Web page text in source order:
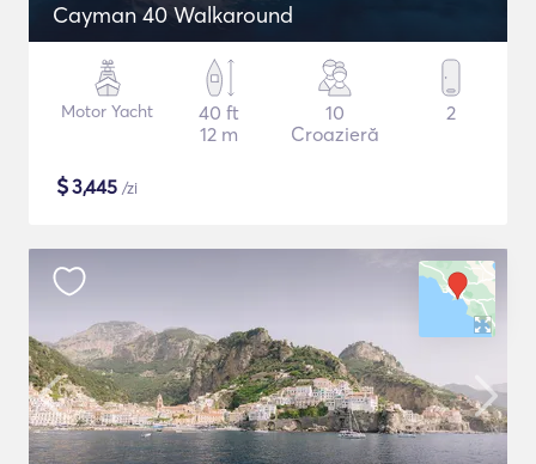
Cayman 40 Walkaround
Motor Yacht
40 ft
12 m
10
Croazieră
2
$3,445 /zi